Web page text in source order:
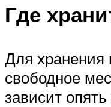
Где
Для хранения
свободное
зависит